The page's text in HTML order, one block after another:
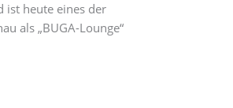
ist heute eines der
als „BUGA-Lounge“